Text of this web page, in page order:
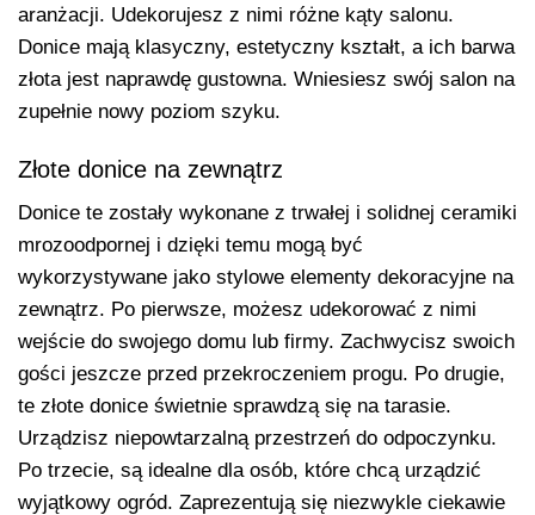
aranżacji. Udekorujesz z nimi różne kąty salonu.
Donice mają klasyczny, estetyczny kształt, a ich barwa
złota jest naprawdę gustowna. Wniesiesz swój salon na
zupełnie nowy poziom szyku.
Złote donice na zewnątrz
Donice te zostały wykonane z trwałej i solidnej ceramiki
mrozoodpornej i dzięki temu mogą być
wykorzystywane jako stylowe elementy dekoracyjne na
zewnątrz. Po pierwsze, możesz udekorować z nimi
wejście do swojego domu lub firmy. Zachwycisz swoich
gości jeszcze przed przekroczeniem progu. Po drugie,
te złote donice świetnie sprawdzą się na tarasie.
Urządzisz niepowtarzalną przestrzeń do odpoczynku.
Po trzecie, są idealne dla osób, które chcą urządzić
wyjątkowy ogród. Zaprezentują się niezwykle ciekawie